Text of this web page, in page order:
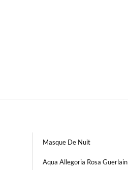
Masque De Nuit
Aqua Allegoria Rosa Guerlain